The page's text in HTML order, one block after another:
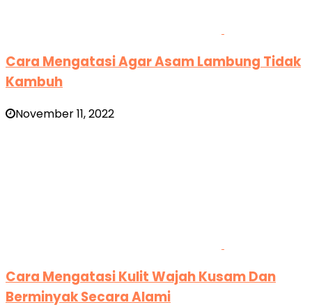
Cara Mengatasi Agar Asam Lambung Tidak
Kambuh
November 11, 2022
Cara Mengatasi Kulit Wajah Kusam Dan
Berminyak Secara Alami